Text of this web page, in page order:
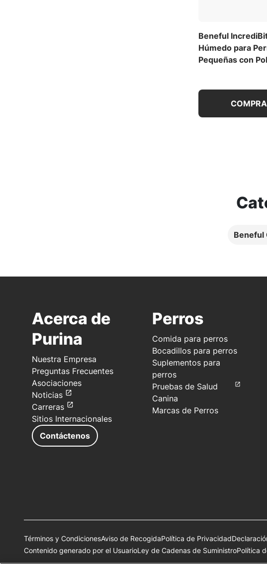
Beneful
Húmedo para
Pequeñas con
Beneful
Acerca de
Purina
Nuestra Empresa
Preguntas Frecuentes
Asociaciones
Noticias
Carreras
Sitios Internacionales
Contáctenos
Perros
Comida para perros
Bocadillos para perros
Suplementos para
perros
Pruebas de Salud
Canina
Marcas de Perros
Términos y CondicionesAviso de RecogidaPolítica de Privacidad
Contenido generado por el UsuarioLey de Cadenas de SuministroPolítica